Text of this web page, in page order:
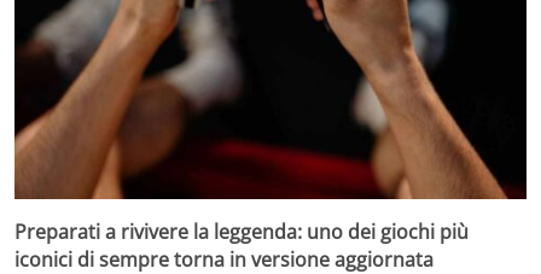
Preparati a rivivere la leggenda: uno dei giochi più
iconici di sempre torna in versione aggiornata